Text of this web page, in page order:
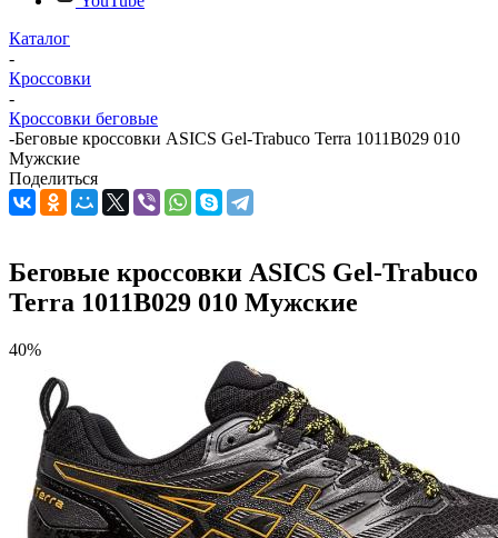
Каталог
-
Кроссовки
-
Кроссовки беговые
-Беговые кроссовки ASICS Gel-Trabuco Terra 1011B029 010
Мужские
Поделиться
Беговые кроссовки ASICS Gel-Trabuco
Terra 1011B029 010 Мужские
40%